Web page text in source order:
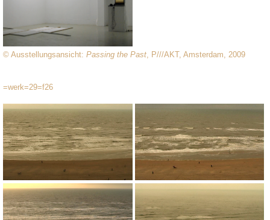
© Ausstellungsansicht: Passing the Past , P///AKT, Amsterdam, 2009
=werk=29=f26